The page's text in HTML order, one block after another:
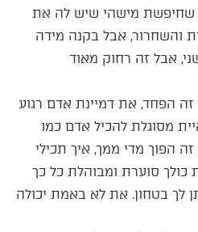
שחיפשת מישהי שיש לה את
והשחרור, אבל בקנה מידה
אבל זה רחוק מאוד
הפחד, את דמיינת אדם רגוע
מסוגלת להכיל אדם כמו
הפוך מדי ממך, איך תכילי
סוערת ומבוהלת כל כך
לך בטחון. את לא באמת יכולה